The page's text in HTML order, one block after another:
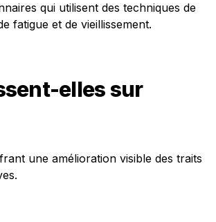
qui utilisent des techniques de
fatigue et de vieillissement.
elles sur
une amélioration visible des traits